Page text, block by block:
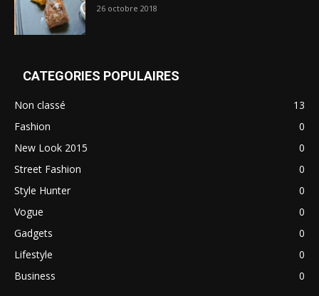
26 octobre 2018
CATEGORIES POPULAIRES
Non classé
13
Fashion
0
New Look 2015
0
Street Fashion
0
Style Hunter
0
Vogue
0
Gadgets
0
Lifestyle
0
Business
0